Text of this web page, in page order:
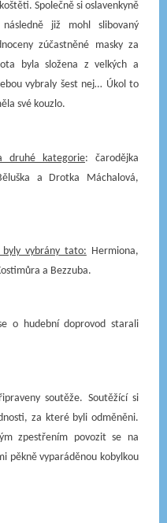
Společně si oslavenkyně
již mohl slibovaný
zúčastněné masky za
byla složena z velkých a
vybraly šest nej… Úkol to
své kouzlo.
druhé kategorie: čarodějka
a Drotka Máchalová,
byly vybrány tato: Hermiona,
a Bezzuba.
o hudební doprovod starali
soutěže. Soutěžící si
za které byli odměněni.
zpestřením povozit se na
pěkněvyparáděnou kobylkou